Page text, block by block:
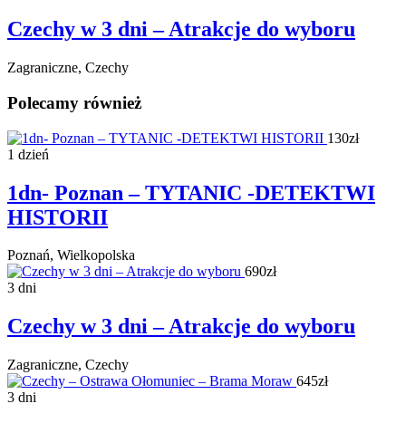
Czechy w 3 dni – Atrakcje do wyboru
Zagraniczne, Czechy
Polecamy również
130zł
1 dzień
1dn- Poznan – TYTANIC -DETEKTWI
HISTORII
Poznań, Wielkopolska
690zł
3 dni
Czechy w 3 dni – Atrakcje do wyboru
Zagraniczne, Czechy
645zł
3 dni